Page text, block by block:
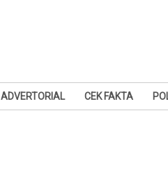
ADVERTORIAL CEK FAKTA